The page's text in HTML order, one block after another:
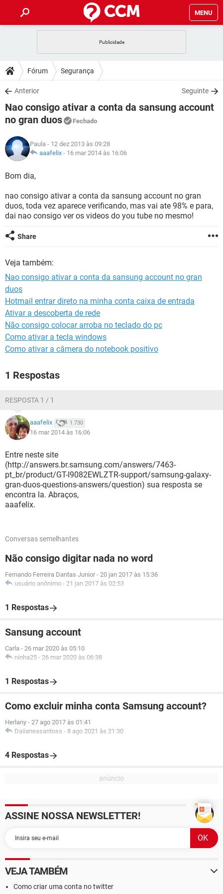
MENU
CELULAR
OUTLOOK
INSTAGRAM GMAIL
GUIA DE COMPRAS
DICAS
JOGOS
OUTLOOK
GUIA DE COMPRAS
DOWNLOADS
JOGOS WHATSAPP
CELULAR
OUTLOOK
INSTAGRAM
GUIA DE COMPRAS
CELULAR FACEBOOK
GUIA DE COMPRAS
GLOSSÁRIO
JOGOS
CELULAR
OUTLOOK EXCEL
INSTAGRAM GMAIL
Fórum Segurança
Anterior Seguinte
Nao consigo ativar a conta da sansung account
no gran duos
Fechado
Paula - 12 dez 2013 às 09:28
aaafelix - 16 mar 2014 às 16:06
Bom dia,
nao consigo ativar a conta da sansung account no gran
duos, toda vez aparece verificando, mas vai ate 98% e para,
dai nao consigo ver os videos do you tube no mesmo!
Share
Veja também:
Nao consigo ativar a conta da sansung account no gran
duos
Hotmail entrar direto na minha conta caixa de entrada
Ativar a descoberta de rede
Não consigo colocar arroba no teclado do pc
Como ativar a tecla windows
Como ativar a câmera do notebook positivo
1 Respostas
RESPOSTA 1 / 1
aaafelix 1.730
16 mar 2014 às 16:06
Entre neste site
(http://answers.br.samsung.com/answers/7463-
pt_br/product/GT-I9082EWLZTR-support/samsung-galaxy-
gran-duos-questions-answers/question) sua resposta se
encontra la. Abraços,
aaafelix.
Conversas semelhantes
Não consigo digitar nada no word
Fernando Ferreira Dantas Junior - 20 jan 2017 às 15:36
usuário anônimo - 21 jan 2017 às 02:53
1 Respostas
Sansung account
Carla - 26 mar 2020 às 05:10
ninha25 - 26 mar 2020 às 06:38
1 Respostas
Como excluir minha conta Samsung account?
Herlany - 27 ago 2017 às 01:41
Daiianeasantoss - 8 ago 2021 às 21:30
4 Respostas
ASSINE NOSSA NEWSLETTER!
VEJA TAMBÉM
Como criar uma conta no twitter